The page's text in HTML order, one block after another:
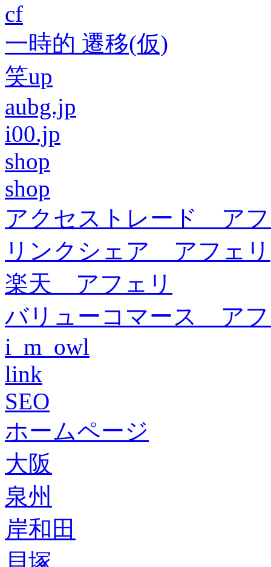
cf
一時的 遷移(仮)
笑up
aubg.jp
i00.jp
shop
shop
アクセストレード ア
リンクシェア アフェリ
楽天 アフェリ
バリューコマース ア
i_m_owl
link
SEO
ホームページ
大阪
泉州
岸和田